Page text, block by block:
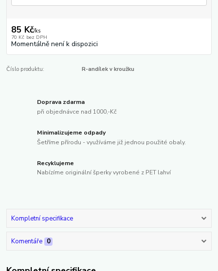
85 Kč/ks
70 Kč bez DPH
Momentálně není k dispozici
Číslo produktu: R-andílek v kroužku
Doprava zdarma
při objednávce nad 1000,-Kč
Minimalizujeme odpady
Šetříme přírodu - využíváme již jednou použité obaly.
Recyklujeme
Nabízíme originální šperky vyrobené z PET lahví
Kompletní specifikace
Komentáře 0